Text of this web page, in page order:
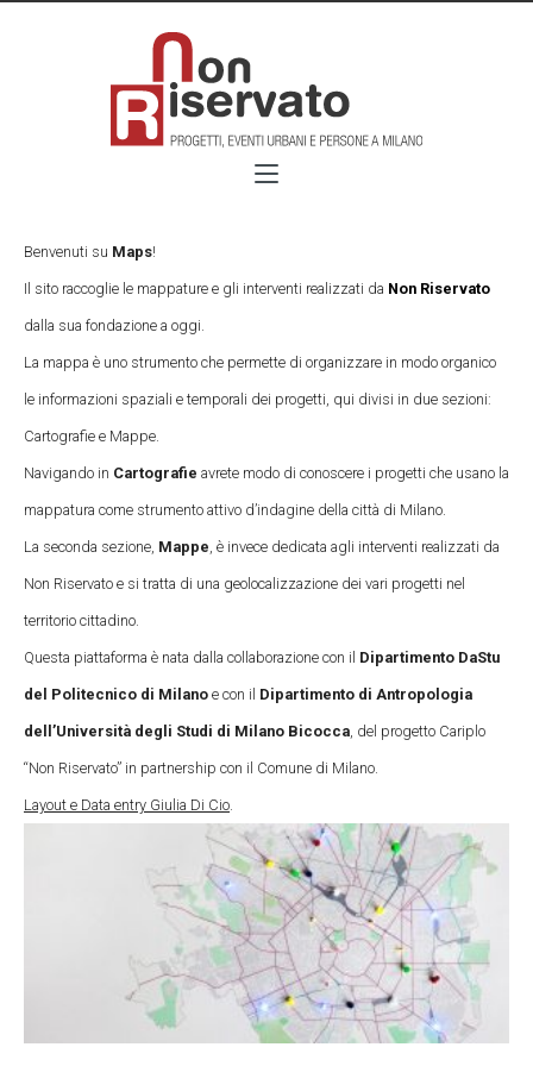
Benvenuti su Maps!
Il sito raccoglie le mappature e gli interventi realizzati da Non Riservato
dalla sua fondazione a oggi.
La mappa è uno strumento che permette di organizzare in modo organico
le informazioni spaziali e temporali dei progetti, qui divisi in due sezioni:
Cartografie e Mappe.
Navigando in Cartografie avrete modo di conoscere i progetti che usano la
mappatura come strumento attivo d’indagine della città di Milano.
La seconda sezione, Mappe, è invece dedicata agli interventi realizzati da
Non Riservato e si tratta di una geolocalizzazione dei vari progetti nel
territorio cittadino.
Questa piattaforma è nata dalla collaborazione con il Dipartimento DaStu
del Politecnico di Milano e con il Dipartimento di Antropologia
dell’Università degli Studi di Milano Bicocca, del progetto Cariplo
“Non Riservato” in partnership con il Comune di Milano.
Layout e Data entry Giulia Di Cio.